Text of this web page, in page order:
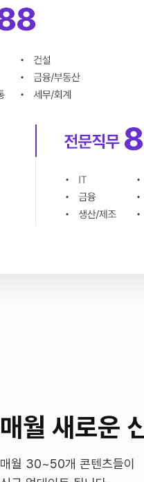
매월 새로운
매월 30~50개 콘텐츠들이